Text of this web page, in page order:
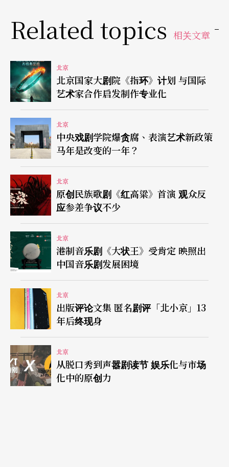
美好结局》（Maybe Happy Ending）为例，剖析
经济驱动、国际联合制作构成的多元化产业体系。
了解纽约百老汇的商业模式、伦敦西区的生态系统
与「韩式音乐剧」的产业体系，对中国音乐剧产业
未来的发展无疑地有著非常深刻的警示。
中国音乐剧市场看似繁荣的背后，是炒短线的热钱
资本与已趋于极端的粉丝经济撑起来的假象，在演
艺生态系中的创作、制作与演出等环节的专业度不
足，使其仍只能称得上是野蛮生长的业态，仍远未
到算帐的时刻。这从香港话剧团的《大状王》拿到
最佳剧本奖以及被公认为中国原创音乐剧天花板这
件事，不但打脸已发展近20年的内地原创音乐剧，
同时也显露出其发展的窘境，这不是盛典长长的红
地毯和豪华的舞台所能遮掩的。不过，常年观察中
国表演艺术生态的人心里也默认，就算业界多数人
都明白中国原音乐剧困窘的原因，但大家都只是在
等待著一个一夜翻转的奇迹，而不愿意为发展多练
些基本功。因此，这个市场仍然会踉踉跄跄地走下
Related topics 相关文章
北京
北京国家大剧院《指环》计划 与国际
艺术家合作启发制作专业化
北京
中央戏剧学院爆贪腐、表演艺术新政策
马年是改变的一年？
北京
原创民族歌剧《红高粱》首演 观众反
应参差争议不少
北京
港制音乐剧《大状王》受肯定 映照出
中国音乐剧发展困境
北京
出版评论文集 匿名剧评「北小京」13
年后终现身
北京
从脱口秀到声嚣剧读节 娱乐化与市场
化中的原创力